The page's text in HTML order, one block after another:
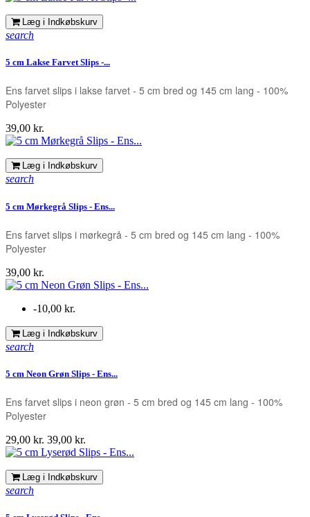
Læg i Indkøbskurv
search
5 cm Lakse Farvet Slips -...
Ens farvet slips i lakse farvet - 5 cm bred og 145 cm lang - 100%
Polyester
Pris
39,00 kr.
Læg i Indkøbskurv
search
5 cm Mørkegrå Slips - Ens...
Ens farvet slips i mørkegrå - 5 cm bred og 145 cm lang - 100%
Polyester
Pris
39,00 kr.
-10,00 kr.
Læg i Indkøbskurv
search
5 cm Neon Grøn Slips - Ens...
Ens farvet slips i neon grøn - 5 cm bred og 145 cm lang - 100%
Polyester
Pris
29,00 kr. Normalpris
39,00 kr.
Læg i Indkøbskurv
search